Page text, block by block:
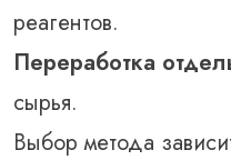
реагентов.
Переработка
сырья.
Выбор метода